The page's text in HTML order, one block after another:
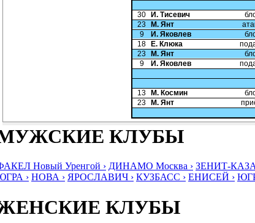
30
И. Тисевич
23
М. Янт
9
И. Яковлев
18
Е. Клюка
23
М. Янт
9
И. Яковлев
13
М. Космин
23
М. Янт
КЛУБЫ
Новый Уренгой › ДИНАМО Москва › ЗЕНИТ-
› НОВА › ЯРОСЛАВИЧ › КУЗБАСС › ЕНИСЕЙ ›
КЛУБЫ